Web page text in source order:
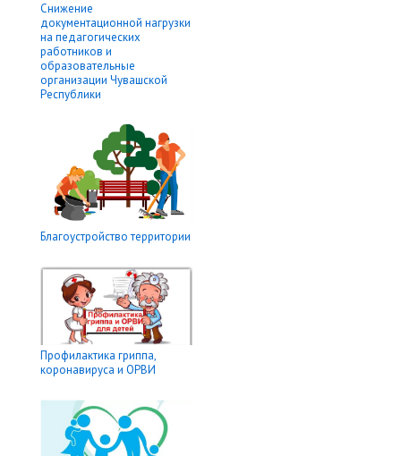
Снижение
документационной нагрузки
на педагогических
работников и
образовательные
организации Чувашской
Республики
Благоустройство территории
Профилактика гриппа,
коронавируса и ОРВИ